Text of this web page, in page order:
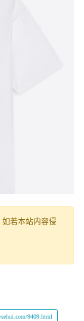
如若本站内容侵
9409.html